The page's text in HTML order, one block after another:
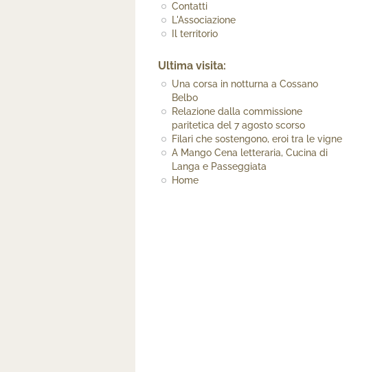
Contatti
L'Associazione
Il territorio
Ultima visita:
Una corsa in notturna a Cossano
Belbo
Relazione dalla commissione
paritetica del 7 agosto scorso
Filari che sostengono, eroi tra le vigne
A Mango Cena letteraria, Cucina di
Langa e Passeggiata
Home